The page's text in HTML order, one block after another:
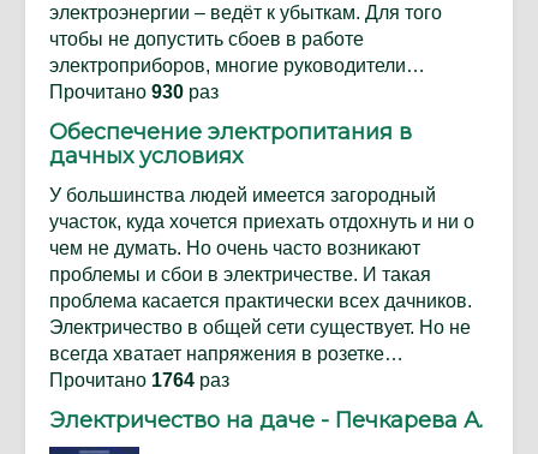
электроэнергии – ведёт к убыткам. Для того
чтобы не допустить сбоев в работе
электроприборов, многие руководители…
Прочитано 930 раз
Обеспечение электропитания в
дачных условиях
У большинства людей имеется загородный
участок, куда хочется приехать отдохнуть и ни о
чем не думать. Но очень часто возникают
проблемы и сбои в электричестве. И такая
проблема касается практически всех дачников.
Электричество в общей сети существует. Но не
всегда хватает напряжения в розетке…
Прочитано 1764 раз
Электричество на даче - Печкарева А.